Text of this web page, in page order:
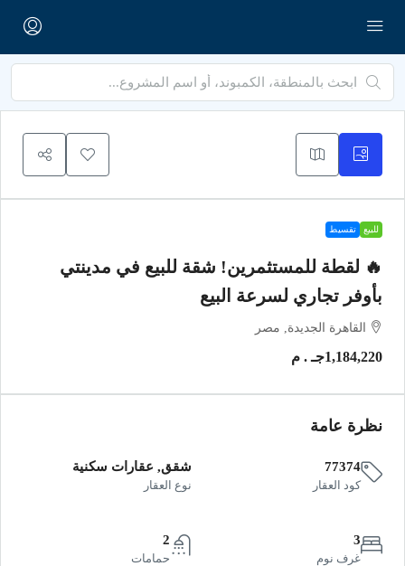
للبيع تقسيط
🔥 لقطة للمستثمرين! شقة للبيع في مدينتي
بأوفر تجاري لسرعة البيع
القاهرة الجديدة, مصر
1,184,220جـ . م
نظرة عامة
77374
كود العقار
شقق, عقارات سكنية
نوع العقار
3
غرف نوم
2
حمامات